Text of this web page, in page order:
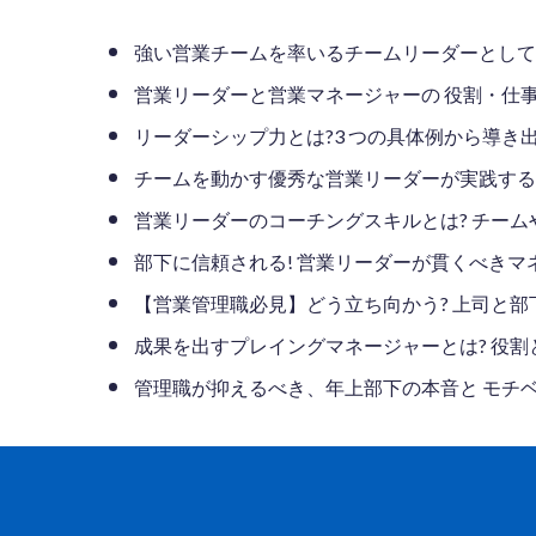
強い営業チームを率いるチームリーダーとし
営業リーダーと営業マネージャーの 役割・仕
リーダーシップ力とは?3 つの具体例から導き
チームを動かす優秀な営業リーダーが実践す
営業リーダーのコーチングスキルとは? チー
部下に信頼される! 営業リーダーが貫くべきマ
【営業管理職必見】どう立ち向かう? 上司と
成果を出すプレイングマネージャーとは? 役
管理職が抑えるべき、年上部下の本音と モチ